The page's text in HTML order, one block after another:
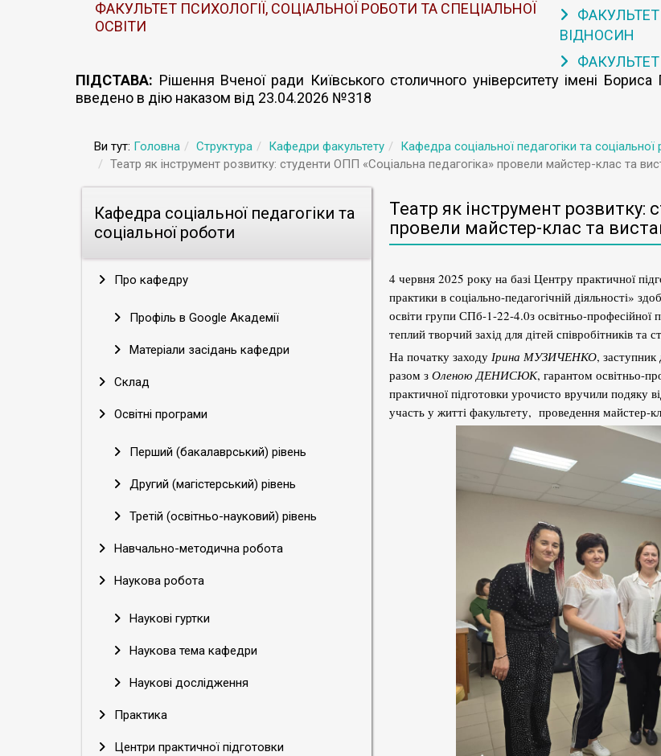
ФАКУЛЬТЕТ ПСИХОЛОГІЇ, СОЦІАЛЬНОЇ РОБОТИ ТА СПЕЦІАЛЬНОЇ
ОСВІТИ
ВІДНОСИН
ПІДСТАВА: Рішення Вченої ради Київського столичного університету імені
введено в дію наказом від 23.04.2026 №318
Ви тут: Головна Структура Кафедри факультету Кафедра соціальної педагогіки та соціальної
Театр як інструмент розвитку: студенти ОПП «Соціальна педагогіка» провели майстер-клас та
Кафедра соціальної педагогіки та
соціальної роботи
Про кафедру
Профіль в Google Академії
Матеріали засідань кафедри
Склад
Освітні програми
Перший (бакалаврський) рівень
Другий (магістерський) рівень
Третій (освітньо-науковий) рівень
Навчально-методична робота
Наукова робота
Наукові гуртки
Наукова тема кафедри
Наукові дослідження
Практика
Центри практичної підготовки
Театр як інструмент розвитку:
провели майстер-клас та
4 червня 2025 року на базі Центру практичної
практики в соціально-педагогічній діяльності»
освіти групи СПб-1-22-4.0з освітньо-професійної
теплий творчий захід для дітей співробітників та
На початку заходу Ірина МУЗИЧЕНКО, заступник
разом з Оленою ДЕНИСЮК, гарантом освітньо-
практичної підготовки урочисто вручили подяку
участь у житті факультету, проведення майстер-